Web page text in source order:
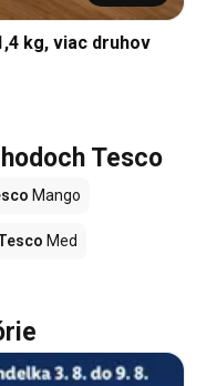
kg, viac druhov
Tesco
Mango
Med